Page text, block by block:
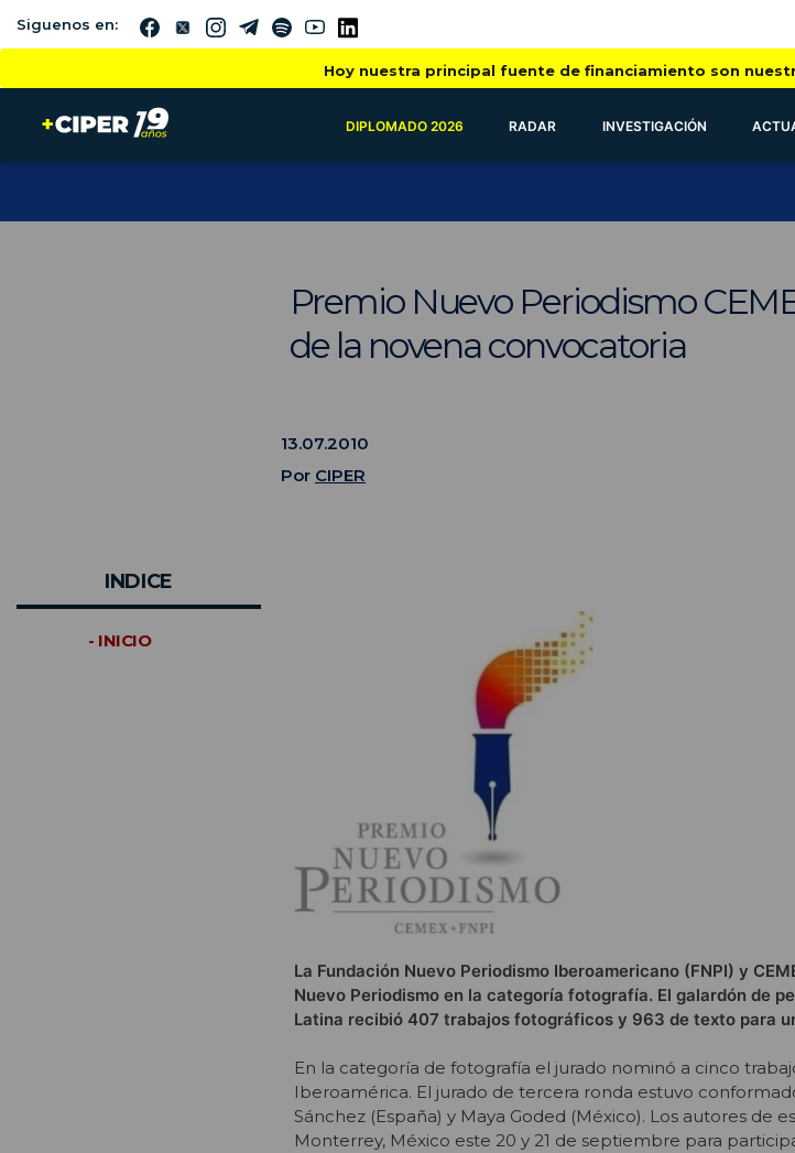
Siguenos en:
Hoy nuestra principal fuente de financiamiento son
DIPLOMADO 2026 RADAR INVESTIGACIÓN
Premio Nuevo Periodismo
de la novena convocatoria
13.07.2010
Por CIPER
INDICE
- INICIO
La Fundación Nuevo Periodismo Iberoamericano (FNPI) y
Nuevo Periodismo en la categoría fotografía. El galardón de
Latina recibió 407 trabajos fotográficos y 963 de texto para
En la categoría de fotografía el jurado nominó a cinco
Iberoamérica. El jurado de tercera ronda estuvo
Sánchez (España) y Maya Goded (México). Los autores de
Monterrey, México este 20 y 21 de septiembre para